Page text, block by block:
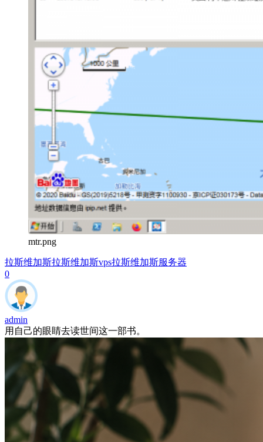
mtr.png
拉斯维加斯拉斯维加斯vps拉斯维加斯服务器
0
admin
用自己的眼睛去读世间这一部书。